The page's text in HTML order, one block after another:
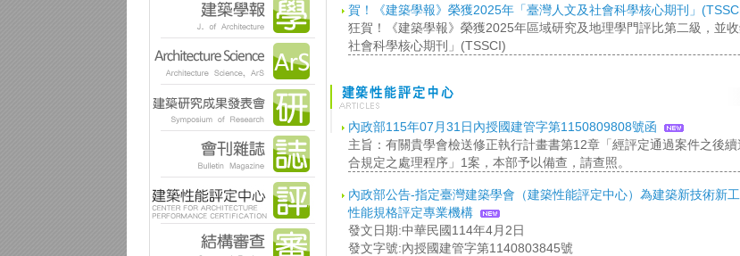
賀！《建築學報》榮獲2025年「臺灣人文及社會科學核心期刊」
狂賀！《建築學報》榮獲2025年區域研究及地理學門評比第二級，並
社會科學核心期刊」(TSSCI)
內政部115年07月31日內授國建管字第1150809808號函
主旨：有關貴學會檢送修正執行計畫書第12章「經評定通過案件之後
合規定之處理程序」1案，本部予以備查，請查照。
內政部公告-指定臺灣建築學會（建築性能評定中心）為建築新技術新
性能規格評定專業機構
發文日期:中華民國114年4月2日
發文字號:內授國建管字第1140803845號